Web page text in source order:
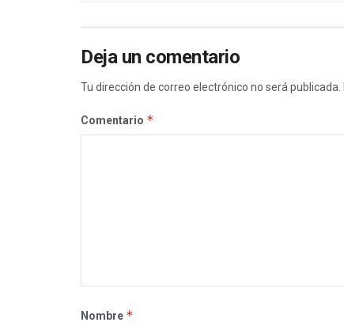
Deja un comentario
Tu dirección de correo electrónico no será publicada.
Comentario *
Nombre *